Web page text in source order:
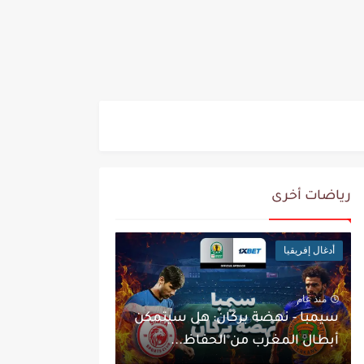
رياضات أخرى
أدغال إفريقيا
منذ عام
سيمبا - نهضة بركان: هل سيتمكن
أبطال المغرب من الحفاظ...